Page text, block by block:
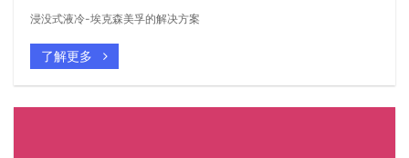
浸没式液冷-埃克森美孚的解决方案
了解更多